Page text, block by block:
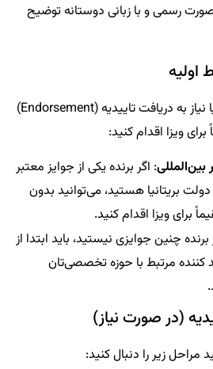
رسمی و با زبانی دوستانه توضیح
ابتدا باید تعیین کنید که آیا نیاز به دریافت تاییدیه (Endorsement)
ویزا اقدام کنید:
بین‌المللی: اگر برنده یکی از جوایز معتبر
بریتانیا هستید، می‌توانید بدون
برای ویزا اقدام کنید.
برنده چنین جوایزی نیستید، باید ابتدا از
کننده مرتبط با حوزه تخصصی‌تان
مراحل زیر را دنبال کنید: